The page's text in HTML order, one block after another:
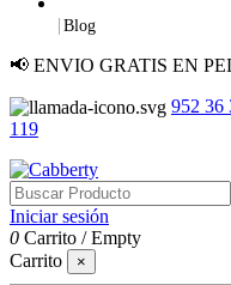
|Blog
📢 ENVIO GRATIS EN
952 36
119
Iniciar sesión
0 Carrito /Empty
Carrito
×